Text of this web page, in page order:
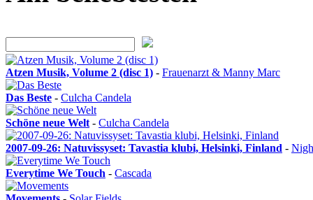
Atzen Musik, Volume 2 (disc 1) - Frauenarzt & Manny Marc
Das Beste - Culcha Candela
Schöne neue Welt - Culcha Candela
2007-09-26: Natuvissyset: Tavastia klubi, Helsinki, Finland -
Everytime We Touch - Cascada